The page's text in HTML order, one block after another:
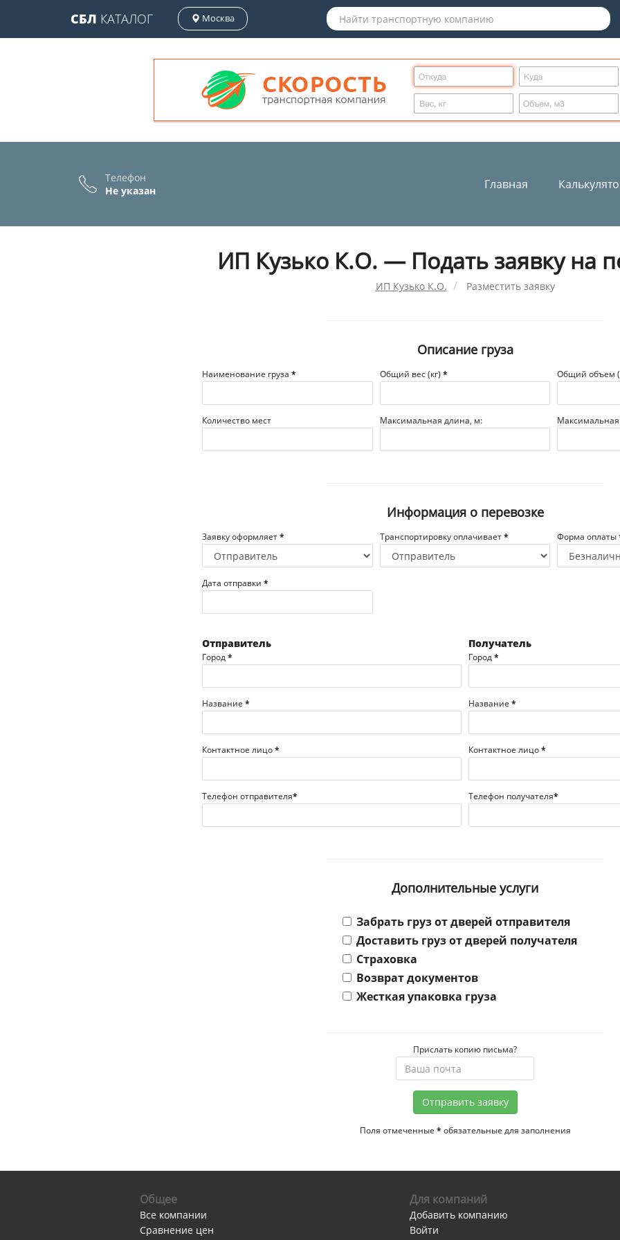
СБЛ КАТАЛОГ Москва
Телефон
Не указан
Главная
ИП Кузько К.О. — Подать заявку на
ИП Кузько К.О. Разместить заявку
Описание груза
Наименование груза * Общий вес (кг) * Общий объем
Количество мест Максимальная длина, м:
Информация о перевозке
Заявку оформляет* Транспортировку оплачивает* Форма оплаты
Дата отправки *
Отправитель
Город*
Название *
Контактное лицо*
Телефон отправителя*
Получатель
Город*
Название *
Контактное лицо*
Телефон получателя*
Дополнительные услуги
Забрать груз от дверей отправителя
Доставить груз от дверей получателя
Страховка
Возврат документов
Жесткая упаковка груза
Прислать копию письма?
Отправить заявку
Поля отмеченные * обязательные для заполнения
Общее
Все компании
Сравнение цен
Для компаний
Добавить компанию
Войти